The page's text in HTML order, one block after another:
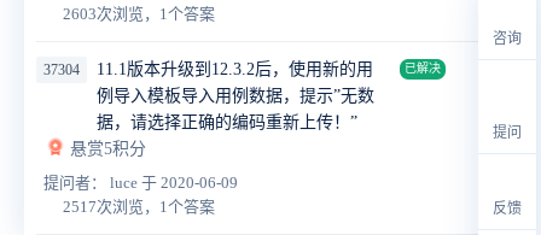
2603次浏览，1个答案
37304
11.1版本升级到12.3.2后，使用新的用
例导入模板导入用例数据，提示”无数
据，请选择正确的编码重新上传！”
已解决
悬赏5积分
提问者： luce 于 2020-06-09
2517次浏览，1个答案
咨询
提问
反馈